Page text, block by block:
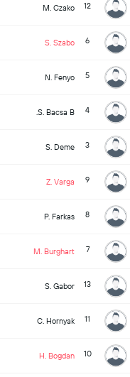
12
M. Czako
6
S. Szabo
5
N. Fenyo
4
S. Bacsa B.
3
S. Deme
9
Z. Varga
8
P. Farkas
7
M. Burghart
13
S. Gabor
11
C. Hornyak
10
H. Bogdan